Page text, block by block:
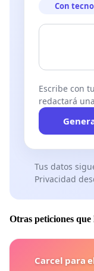
Con
Escribe con
redactará
Tus datos
Privacidad
Otras peticiones
Carcel para